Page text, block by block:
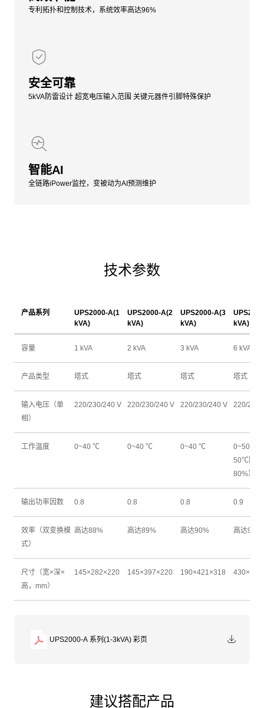
专利拓扑和控制技术，系统效率高达96%
安全可靠
5kVA防雷设计 超宽电压输入范围 关键元器件引脚特殊保护
智能AI
全链路iPower监控，变被动为AI预测维护
技术参数
产品系列
UPS2000-A(1
kVA)
UPS2000-A(2
kVA)
UPS2000-A(3
kVA)
kVA)
容量 1 kVA 2 kVA 3 kVA 6 kVA
产品类型 塔式 塔式 塔式 塔式
输入电压（单
相）
220/230/240 V 220/230/240 V 220/230/240 V 220/230/
工作温度 0~40 ℃ 0~40 ℃ 0~40 ℃
0~50 ℃
50℃降额
80%）
输出功率因数 0.8 0.8 0.8 0.9
效率（双变换模
式）
高达88% 高达89% 高达90% 高达
尺寸（宽×深×
高，mm）
145×282×220 145×397×220 190×421×318
UPS2000-A 系列(1-3kVA) 彩页
建议搭配产品